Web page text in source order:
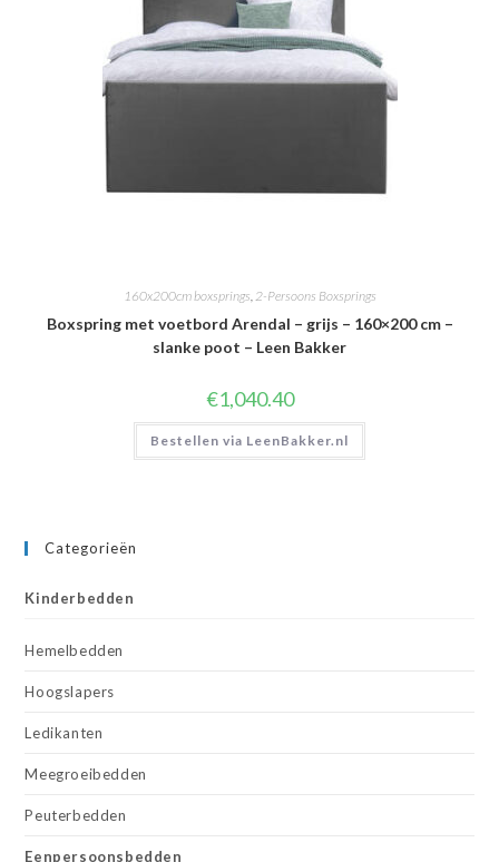
160x200cm boxsprings,2-Persoons Boxsprings
Boxspring met voetbord Arendal – grijs – 160×200 cm –
slanke poot – Leen Bakker
€1,040.40
Bestellen via LeenBakker.nl
Categorieën
Kinderbedden
Hemelbedden
Hoogslapers
Ledikanten
Meegroeibedden
Peuterbedden
Eenpersoonsbedden